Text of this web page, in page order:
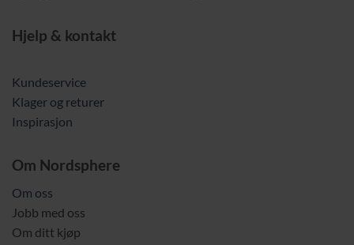
Hjelp & kontakt
Kundeservice
Klager og returer
Inspirasjon
Om Nordsphere
Om oss
Jobb med oss
Om ditt kjøp